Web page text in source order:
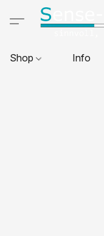
Shop Info